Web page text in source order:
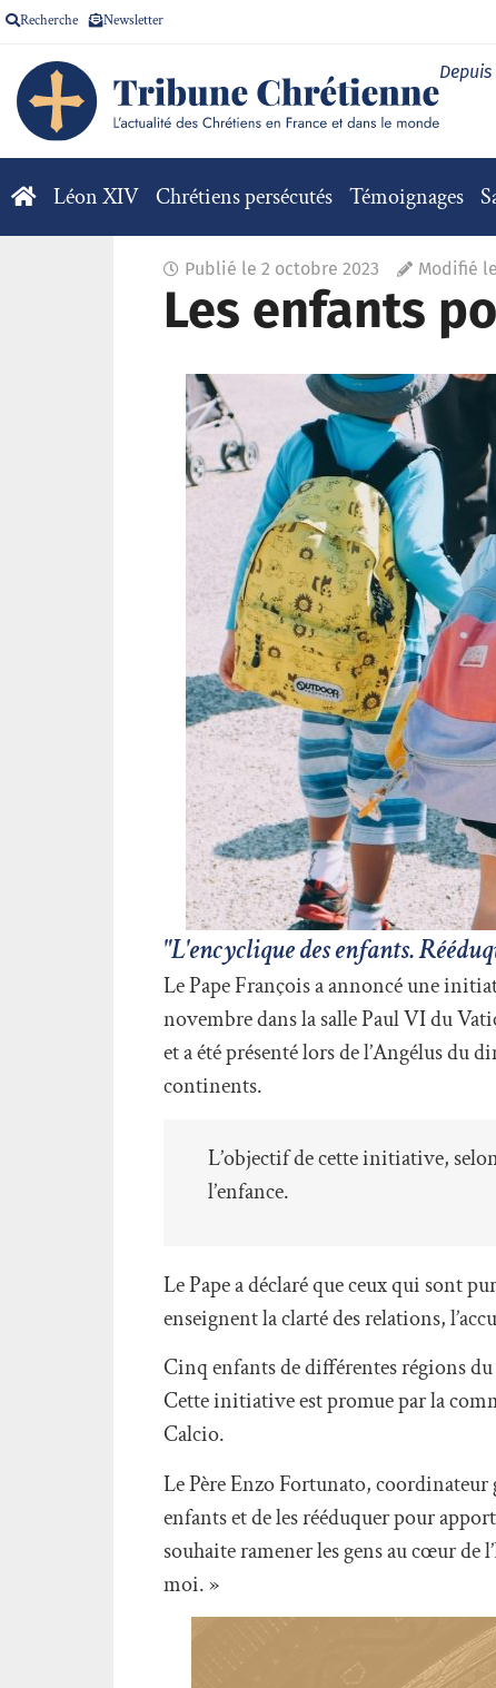
Recherche Newsletter
Léon XIV Chrétiens persécutés Témoignages
Publié le 2 octobre 2023 Modifié
Les enfants
"L'encyclique des enfants.
Le Pape François a annoncé une
novembre dans la salle Paul VI du
et a été présenté lors de l’Angélus du
continents.
L’objectif de cette initiative,
l’enfance.
Le Pape a déclaré que ceux qui sont
enseignent la clarté des relations,
Cinq enfants de différentes régions
Cette initiative est promue par la
Calcio.
Le Père Enzo Fortunato, coordinateur
enfants et de les rééduquer pour
souhaite ramener les gens au cœur de
moi. »